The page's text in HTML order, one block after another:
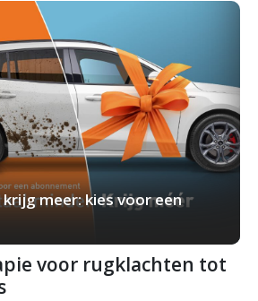
meer: kies voor een
voor rugklachten tot